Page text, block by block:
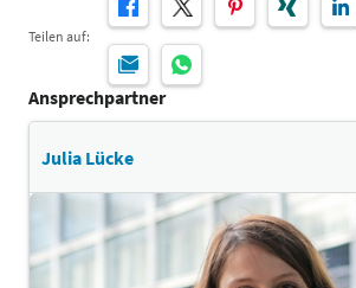
Teilen auf:
Ansprechpartner
Julia Lücke